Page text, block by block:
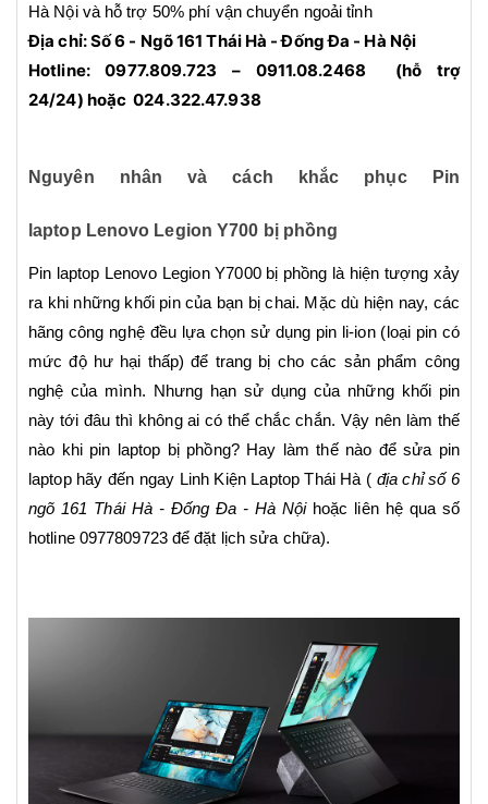
Hà Nội và hỗ trợ 50% phí vận chuyển ngoải tỉnh
Địa chỉ: Số 6 - Ngõ 161 Thái Hà - Đống Đa - Hà Nội
Hotline: 0977.809.723 – 0911.08.2468 (hỗ trợ
24/24) hoặc 024.322.47.938
Nguyên nhân và cách khắc phục Pin
laptop Lenovo Legion Y700 bị phồng
Pin laptop Lenovo Legion Y7000 bị phồng là hiện tượng xảy
ra khi những khối pin của bạn bị chai. Mặc dù hiện nay, các
hãng công nghệ đều lựa chọn sử dụng pin li-ion (loại pin có
mức độ hư hại thấp) để trang bị cho các sản phẩm công
nghệ của mình. Nhưng hạn sử dụng của những khối pin
này tới đâu thì không ai có thể chắc chắn. Vậy nên làm thế
nào khi pin laptop bị phồng? Hay làm thế nào để sửa pin
laptop hãy đến ngay Linh Kiện Laptop Thái Hà ( địa chỉ số 6
ngõ 161 Thái Hà - Đống Đa - Hà Nộihoặc liên hệ qua số
hotline 0977809723 để đặt lịch sửa chữa).